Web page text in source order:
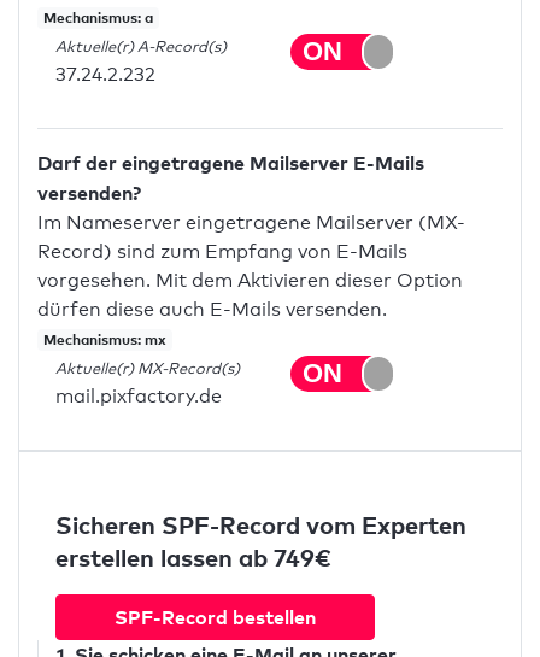
Mechanismus: a
Aktuelle(r) A-Record(s)
37.24.2.232
Darf der eingetragene Mailserver E-Mails
versenden?
Im Nameserver eingetragene Mailserver (MX-
Record) sind zum Empfang von E-Mails
vorgesehen. Mit dem Aktivieren dieser Option
dürfen diese auch E-Mails versenden.
Mechanismus: mx
Aktuelle(r) MX-Record(s)
mail.pixfactory.de
Sicheren SPF-Record vom Experten
erstellen lassen ab 749€
SPF-Record bestellen